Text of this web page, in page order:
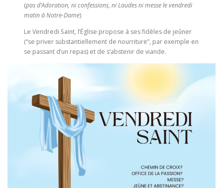
(pas d’Adoration, ni confessions, ni Laudes ni messe le vendredi
matin à Notre-Dame)
Le Vendredi Saint, l’Église propose à ses fidèles de jeûner
(“se priver substantiellement de nourriture”, par exemple en
se passant d’un repas) et de s’abstenir de viande.